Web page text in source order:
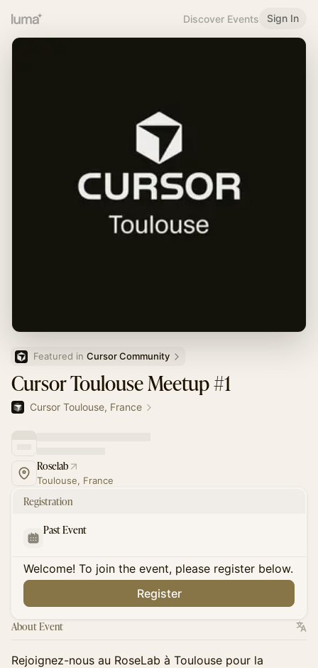
Discover Events Sign In
Featured in Cursor Community
Cursor Toulouse Meetup #1
Cursor Toulouse, France
Roselab
Toulouse, France
Registration
Past Event
Welcome! To join the event, please register below.
Register
About Event
Rejoignez-nous au RoseLab à Toulouse pour la